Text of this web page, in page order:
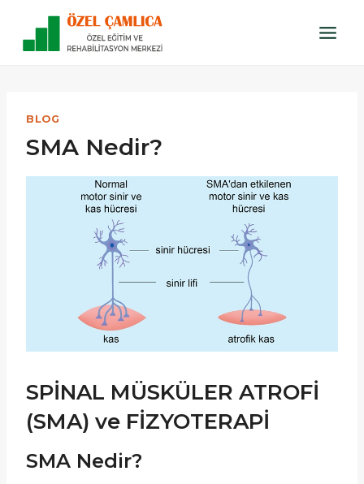
content
BLOG
SMA Nedir?
SPİNAL MÜSKÜLER ATROFİ
(SMA) ve FİZYOTERAPİ
SMA Nedir?